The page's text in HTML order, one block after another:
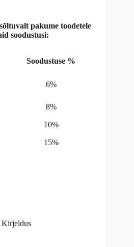
pakume toodetele
soodustusi:
Soodustuse %
6%
8%
10%
15%
Kirjeldus